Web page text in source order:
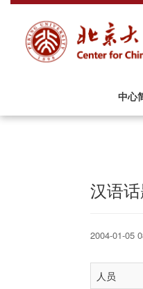
中心
汉语
2004-01-05
人员